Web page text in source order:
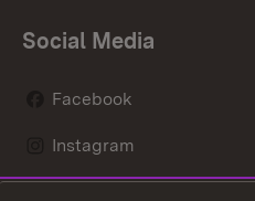
Social Media
Facebook
Instagram